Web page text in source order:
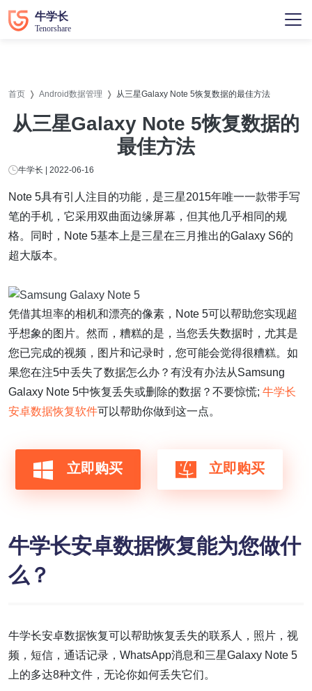
首页 Android数据管理 从三星Galaxy Note 5恢复数据的最佳方法
从三星Galaxy Note 5恢复数据的
最佳方法
牛学长 | 2022-06-16
Note 5具有引人注目的功能，是三星2015年唯一一款带手写
笔的手机，它采用双曲面边缘屏幕，但其他几乎相同的规
格。同时，Note 5基本上是三星在三月推出的Galaxy S6的
超大版本。
凭借其坦率的相机和漂亮的像素，Note 5可以帮助您实现超
乎想象的图片。然而，糟糕的是，当您丢失数据时，尤其是
您已完成的视频，图片和记录时，您可能会觉得很糟糕。如
果您在注5中丢失了数据怎么办？有没有办法从Samsung
Galaxy Note 5中恢复丢失或删除的数据？不要惊慌; 牛学长
安卓数据恢复软件可以帮助你做到这一点。
立即购买 立即购买
牛学长安卓数据恢复能为您做什
么？
牛学长安卓数据恢复可以帮助恢复丢失的联系人，照片，视
频，短信，通话记录，WhatsApp消息和三星Galaxy Note 5
上的多达8种文件，无论你如何丢失它们。